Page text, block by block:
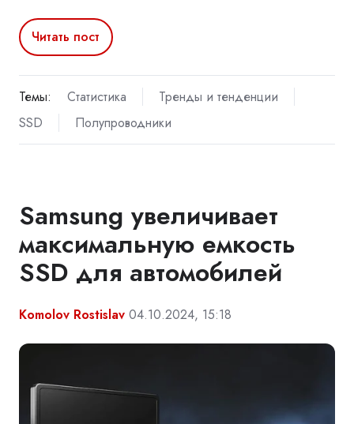
Читать пост
Темы: Статистика
Тренды и тенденции
SSD
Полупроводники
Samsung увеличивает
максимальную емкость
SSD для автомобилей
Komolov Rostislav 04.10.2024, 15:18